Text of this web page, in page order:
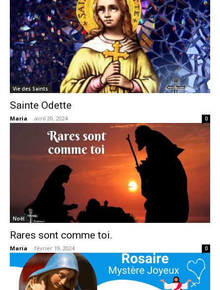
Vie des Saints
Sainte Odette
Maria - avril 20, 2024 0
Noël
Rares sont comme toi.
Maria - février 19, 2024 0